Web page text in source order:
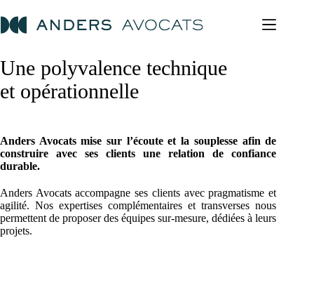
au
contenu
Une polyvalence technique
et opérationnelle
Anders Avocats mise sur l’écoute et la souplesse afin de
construire avec ses clients une relation de confiance
durable.
Anders Avocats accompagne ses clients avec pragmatisme et
agilité. Nos expertises complémentaires et transverses nous
permettent de proposer des équipes sur-mesure, dédiées à leurs
projets.